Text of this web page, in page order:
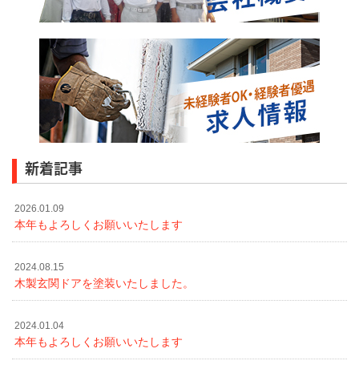
新着記事
2026.01.09
本年もよろしくお願いいたします
2024.08.15
木製玄関ドアを塗装いたしました。
2024.01.04
本年もよろしくお願いいたします